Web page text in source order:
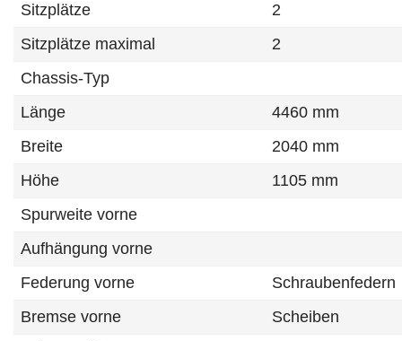
Sitzplätze
2
Sitzplätze maximal
2
Chassis-Typ
Länge
4460 mm
Breite
2040 mm
Höhe
1105 mm
Spurweite vorne
Aufhängung vorne
Federung vorne
Schraubenfedern
Bremse vorne
Scheiben